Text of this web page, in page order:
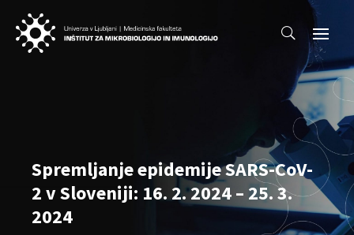
Spremljanje epidemije SARS-CoV-
2 v Sloveniji: 16. 2. 2024 – 25. 3.
2024